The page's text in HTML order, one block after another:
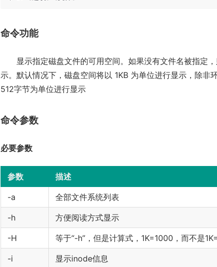
命令功能
显示指定磁盘文件的可用空间。如果没有文件名被指定，
示。默认情况下，磁盘空间将以 1KB 为单位进行显示，除非
512字节为单位进行显示
命令参数
必要参数
参数 描述
-a 全部文件系统列表
-h 方便阅读方式显示
-H 等于“-h”，但是计算式，1K=1000，而不是
-i 显示inode信息